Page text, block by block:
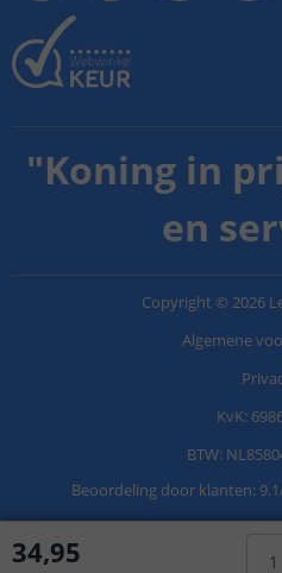
34,95
"Koning in
en
Copyright © 2026
Algemene
KvK:
BTW:
Beoordeling door klanten: 9.1